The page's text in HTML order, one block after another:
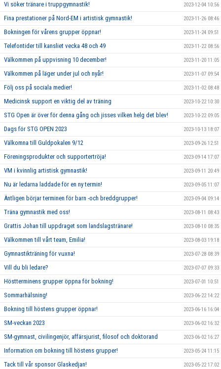
Vi söker tränare i truppgymnastik! 2023-12-04 10:56
Fina prestationer på Nord-EM i artistisk gymnastik! 2023-11-26 08:46
Bokningen för vårens grupper öppnar! 2023-11-24 09:51
Telefontider till kansliet vecka 48 och 49 2023-11-22 08:56
Välkommen på uppvisning 10 december! 2023-11-20 11:05
Välkommen på läger under jul och nyår! 2023-11-07 09:54
Följ oss på sociala medier! 2023-11-02 08:48
Medicinsk support en viktig del av träning 2023-10-22 10:30
STG Open är över för denna gång och jisses vilken helg det blev! 2023-10-22 09:05
Dags för STG OPEN 2023 2023-10-13 18:07
Välkomna till Guldpokalen 9/12 2023-09-26 12:51
Föreningsprodukter och supportertröja! 2023-09-14 17:07
VM i kvinnlig artistisk gymnastik! 2023-09-11 20:49
Nu är ledarna laddade för en ny termin! 2023-09-05 11:07
Äntligen börjar terminen för barn -och breddgrupper! 2023-09-04 09:14
Träna gymnastik med oss! 2023-08-11 08:43
Grattis Johan till uppdraget som landslagstränare! 2023-08-10 08:35
Välkommen till vårt team, Emilia! 2023-08-03 19:18
Gymnastikträning för vuxna! 2023-07-28 08:39
Vill du bli ledare? 2023-07-07 09:33
Höstterminens grupper öppna för bokning! 2023-07-01 10:51
Sommarhälsning! 2023-06-22 14:22
Bokning till höstens grupper öppnar! 2023-06-16 16:04
SM-veckan 2023 2023-06-02 16:32
SM-gymnast, civilingenjör, affärsjurist, filosof och doktorand 2023-06-02 16:27
Information om bokning till höstens grupper! 2023-05-24 11:15
Tack till vår sponsor Glaskedjan! 2023-05-22 17:02